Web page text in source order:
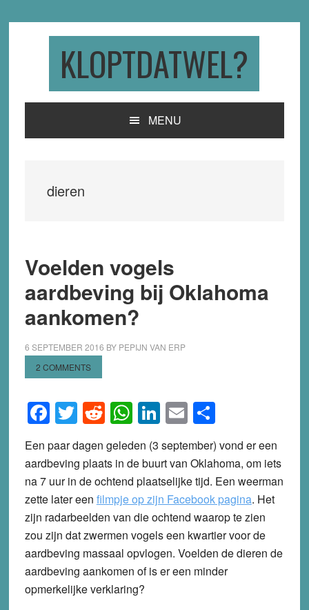
KLOPTDATWEL?
MENU
dieren
Voelden vogels
aardbeving bij Oklahoma
aankomen?
6 SEPTEMBER 2016 BY PEPIJN VAN ERP
2 COMMENTS
Facebook
Twitter
Reddit
WhatsApp
LinkedIn
EmailShare
Een paar dagen geleden (3 september) vond er een
aardbeving plaats in de buurt van Oklahoma, om iets
na 7 uur in de ochtend plaatselijke tijd. Een weerman
zette later een filmpje op zijn Facebook pagina. Het
zijn radarbeelden van die ochtend waarop te zien
zou zijn dat zwermen vogels een kwartier voor de
aardbeving massaal opvlogen. Voelden de dieren de
aardbeving aankomen of is er een minder
opmerkelijke verklaring?